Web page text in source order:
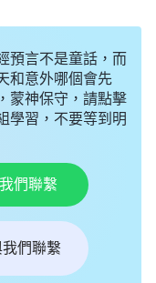
預言不是童話，而
和意外哪個會先
蒙神保守，請點擊
學習，不要等到明
們聯繫
們聯繫